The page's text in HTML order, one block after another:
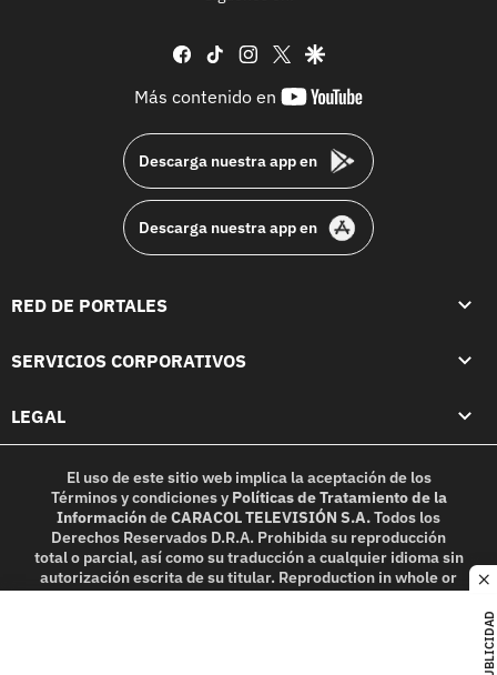
PUBLICIDAD
facebook
tiktok instagram
twittergoogle
Más contenido en
youtube-
Descarga nuestra app en
Descarga nuestra app en
RED DE PORTALES
SERVICIOS CORPORATIVOS
LEGAL
El uso de este sitio web implica la aceptación de los
Términos y condicionesy Políticas de Tratamiento de la
InformacióndeCARACOL TELEVISIÓN S.A.Todos los
Derechos Reservados D.R.A. Prohibida su reproducción
total o parcial, así como su traducción a cualquier idioma sin
autorización escrita de su titular. Reproduction in whole or
in part, or translation without written permission is